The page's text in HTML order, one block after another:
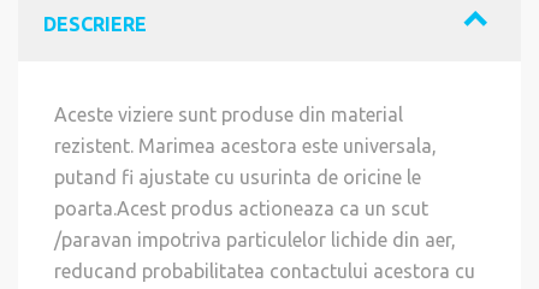
DESCRIERE
Aceste viziere sunt produse din material
rezistent. Marimea acestora este universala,
putand fi ajustate cu usurinta de oricine le
poarta.Acest produs actioneaza ca un scut
/paravan impotriva particulelor lichide din aer,
reducand probabilitatea contactului acestora cu